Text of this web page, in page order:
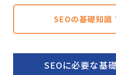
SEOの基礎知識
SEOに必要な基